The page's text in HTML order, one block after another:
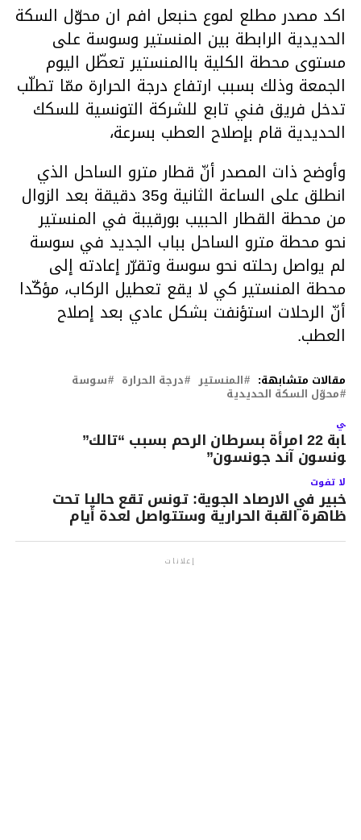
اكد مصدر مطلع لموع حنبعل افم ان محوّل السكة
الحديدية الرابطة بين المنستير وسوسة على
مستوى محطة الكلية باالمنستير تعطّل اليوم
الجمعة وذلك بسبب ارتفاع درجة الحرارة ممّا تطلّب
تدخل فريق فني تابع للشركة التونسية للسكك
الحديدية قام بإصلاح العطب بسرعة،
وأوضح ذات المصدر أنّ قطار مترو الساحل الذي
انطلق على الساعة الثانية و35 دقيقة بعد الزوال
من محطة القطار الحبيب بورقيبة في المنستير
نحو محطة مترو الساحل بباب الجديد في سوسة
لم يواصل رحلته نحو سوسة وتقرّر إعادته إلى
محطة المنستير كي لا يقع تعطيل الركاب، مؤكّدا
أنّ الرحلات استؤنفت بشكل عادي بعد إصلاح
العطب.
مقالات متشابهة: المنستير درجة الحرارة سوسة
محوّل السكة الحديدية
إصابة 22 امرأة بسرطان الرحم بسبب “تالك”
آند جونسون”
لا تفوت
خبير في الارصاد الجوية: تونس تقع حاليا تحت
ظاهرة القبة الحرارية وستتواصل لعدة أيام
إعلانات